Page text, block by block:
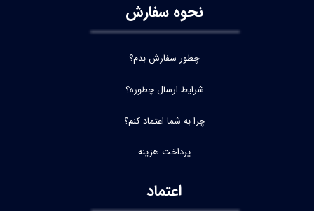
نحوه سفارش
چطور سفارش بدم؟
شرایط ارسال چطوره؟
چرا به شما اعتماد کنم؟
پرداخت هزینه
اعتماد